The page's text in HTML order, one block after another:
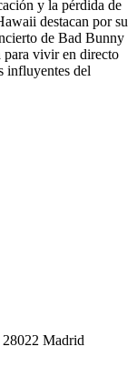
y la pérdida de
destacan por su
de Bad Bunny
para vivir en directo
influyentes del
Madrid